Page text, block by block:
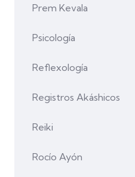
Prem Kevala
Psicología
Reflexología
Registros Akáshicos
Reiki
Rocío Ayón